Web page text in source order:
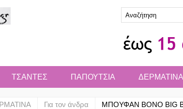
ΤΣΑΝΤΕΣ ΠΑΠΟΥΤΣΙΑ ΔΕΡΜΑΤΙΝΑ
Για τον άνδρα ΜΠΟΥΦΑΝ BONO BIG